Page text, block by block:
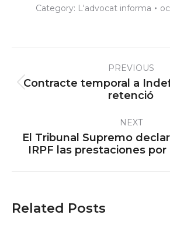
Category: L'advocat informa
navigationPREVIOUS
Previous
post:
Contracte temporal a
retenció
NEXT
Next
post:
El Tribunal Supremo
IRPF las prestaciones
Related Posts